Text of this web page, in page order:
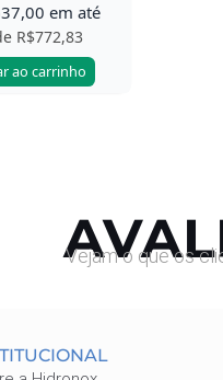
em até
R$772,83
ao carrinho
Vejam o que os